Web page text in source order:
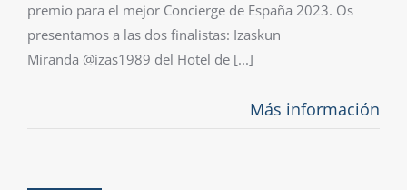
premio para el mejor Concierge de España 2023. Os
presentamos a las dos finalistas: Izaskun
Miranda @izas1989 del Hotel de [...]
Más información